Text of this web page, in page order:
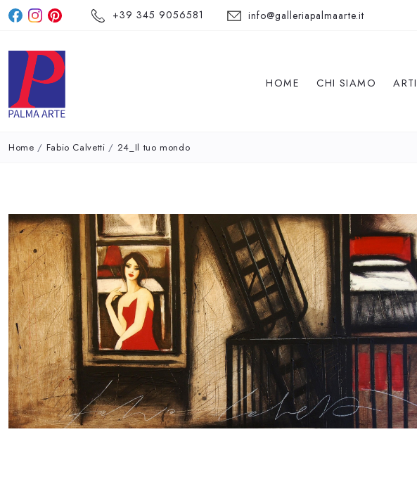
+39 345 9056581 info@galleriapalmaarte.it
HOME CHI SIAMO
Home / Fabio Calvetti / 24_Il tuo mondo